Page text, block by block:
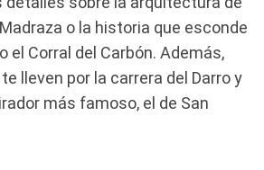
o la historia que esconde
el Corral del Carbón. Además,
lleven por la carrera del Darro y
más famoso, el de San